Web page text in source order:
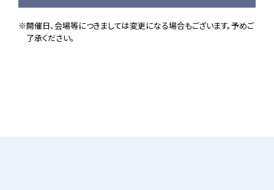
※開催日、会場等につきましては変更になる場合もございます。予めご
了承ください。